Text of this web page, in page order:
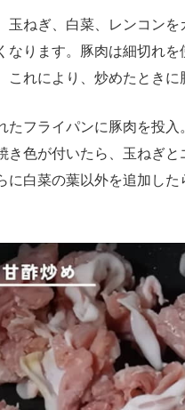
ねぎ、白菜、レンコンを
なります。豚肉は細切れ
これにより、炒めたとき
フライパンに豚肉を投
き色が付いたら、玉ねぎ
に白菜の葉以外を追加し